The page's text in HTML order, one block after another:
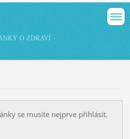
O ZDRAVÍ -
se musíte nejprve přihlásit.